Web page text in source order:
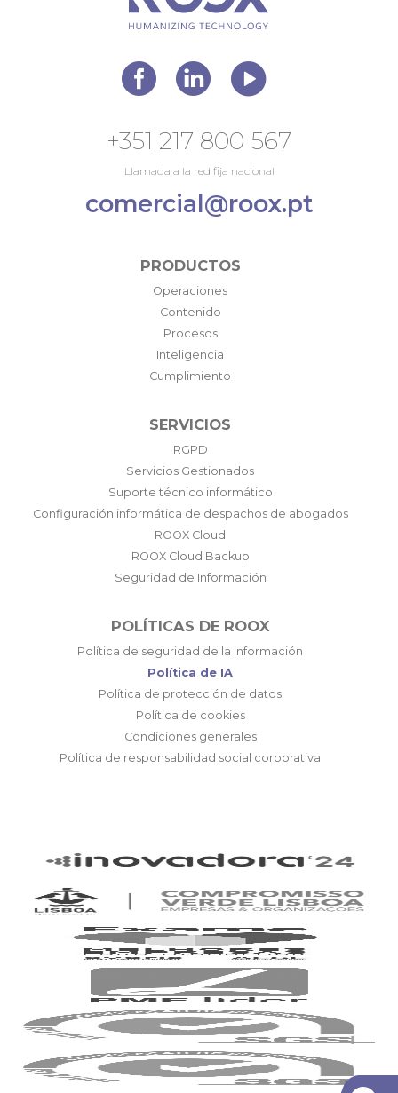
+351 217 800 567
Llamada a la red fija nacional
comercial@roox.pt
PRODUCTOS
Operaciones
Contenido
Procesos
Inteligencia
Cumplimiento
SERVICIOS
RGPD
Servicios Gestionados
Suporte técnico informático
Configuración informática de despachos de abogados
ROOX Cloud
ROOX Cloud Backup
Seguridad de Información
POLÍTICAS DE ROOX
Política de seguridad de la información
Política de IA
Política de protección de datos
Política de cookies
Condiciones generales
Política de responsabilidad social corporativa